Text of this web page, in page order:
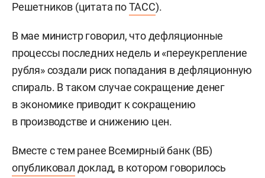
Решетников (цитата поТАСС).
В мае министр говорил, что дефляционные
процессы последних недель и «переукрепление
рубля» создали риск попадания в дефляционную
спираль. В таком случае сокращение денег
в экономике приводит к сокращению
в производстве и снижению цен.
Вместе с тем ранее Всемирный банк (ВБ)
опубликовал доклад, в котором говорилось